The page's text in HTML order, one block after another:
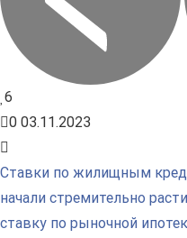
6
0 03.11.2023
Ставки по жилищным
начали стремительно
ставку по рыночной